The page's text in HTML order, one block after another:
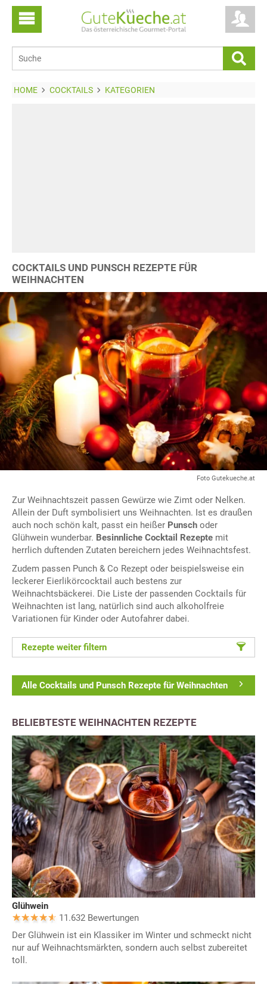
HOME COCKTAILS KATEGORIEN
COCKTAILS UND PUNSCH REZEPTE FÜR
WEIHNACHTEN
Foto Gutekueche.at
Zur Weihnachtszeit passen Gewürze wie Zimt oder Nelken.
Allein der Duft symbolisiert uns Weihnachten. Ist es draußen
auch noch schön kalt, passt ein heißer Punsch oder
Glühwein wunderbar. Besinnliche Cocktail Rezepte mit
herrlich duftenden Zutaten bereichern jedes Weihnachtsfest.
Zudem passen Punch & Co Rezept oder beispielsweise ein
leckerer Eierlikörcocktail auch bestens zur
Weihnachtsbäckerei. Die Liste der passenden Cocktails für
Weihnachten ist lang, natürlich sind auch alkoholfreie
Variationen für Kinder oder Autofahrer dabei.
Rezepte weiter filtern
Alle Cocktails und Punsch Rezepte für Weihnachten
BELIEBTESTE WEIHNACHTEN REZEPTE
Glühwein
11.632 Bewertungen
Der Glühwein ist ein Klassiker im Winter und schmeckt nicht
nur auf Weihnachtsmärkten, sondern auch selbst zubereitet
toll.